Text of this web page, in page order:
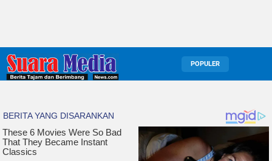
POPULER